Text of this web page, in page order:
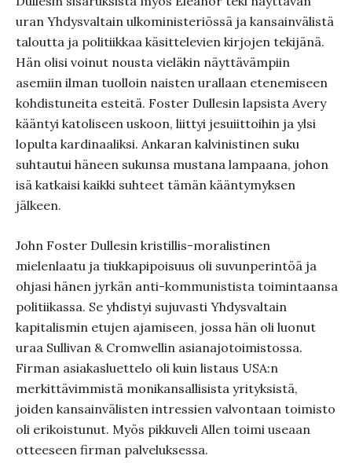
uran Yhdysvaltain ulkoministeriössä ja kansainvälistä
taloutta ja politiikkaa käsittelevien kirjojen tekijänä.
Hän olisi voinut nousta vieläkin näyttävämpiin
asemiin ilman tuolloin naisten urallaan etenemiseen
kohdistuneita esteitä. Foster Dullesin lapsista Avery
kääntyi katoliseen uskoon, liittyi jesuiittoihin ja ylsi
lopulta kardinaaliksi. Ankaran kalvinistinen suku
suhtautui häneen sukunsa mustana lampaana, johon
isä katkaisi kaikki suhteet tämän kääntymyksen
jälkeen.
John Foster Dullesin kristillis-moralistinen
mielenlaatu ja tiukkapipoisuus oli suvunperintöä ja
ohjasi hänen jyrkän anti-kommunistista toimintaansa
politiikassa. Se yhdistyi sujuvasti Yhdysvaltain
kapitalismin etujen ajamiseen, jossa hän oli luonut
uraa Sullivan & Cromwellin asianajotoimistossa.
Firman asiakasluettelo oli kuin listaus USA:n
merkittävimmistä monikansallisista yrityksistä,
joiden kansainvälisten intressien valvontaan toimisto
oli erikoistunut. Myös pikkuveli Allen toimi useaan
otteeseen firman palveluksessa.